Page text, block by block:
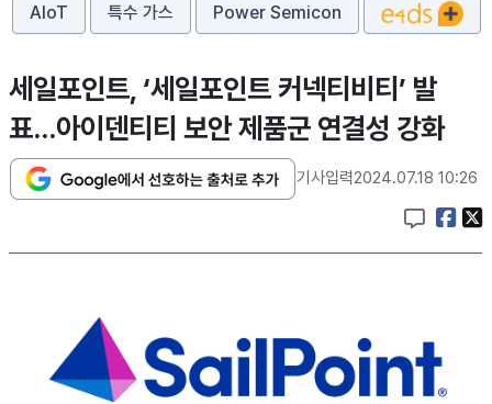
AIoT 특수 가스 Power Semicon
세일포인트, ‘세일포인트 커넥티비티’ 발
표...아이덴티티 보안 제품군 연결성 강화
기사입력2024.07.18 10:26